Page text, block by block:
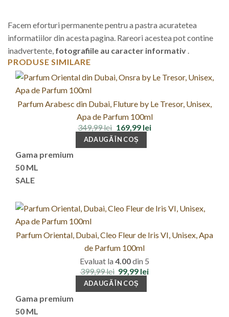
Facem eforturi permanente pentru a pastra acuratetea
informatiilor din acesta pagina. Rareori acestea pot contine
inadvertente, fotografiile au caracter informativ .
PRODUSE SIMILARE
Parfum Arabesc din Dubai, Fluture by Le Tresor, Unisex,
Apa de Parfum 100ml
349,99lei Prețul
inițial
a
169,99 leiPrețul
ADAUGĂ ÎN COȘ
Gama premium
50 ML
SALE
Parfum Oriental, Dubai, Cleo Fleur de Iris VI, Unisex, Apa
de Parfum 100ml
Evaluat la 4.00din 5
399,99lei Prețul
inițial
a
99,99 leiPrețul
ADAUGĂ ÎN COȘ
Gama premium
50 ML